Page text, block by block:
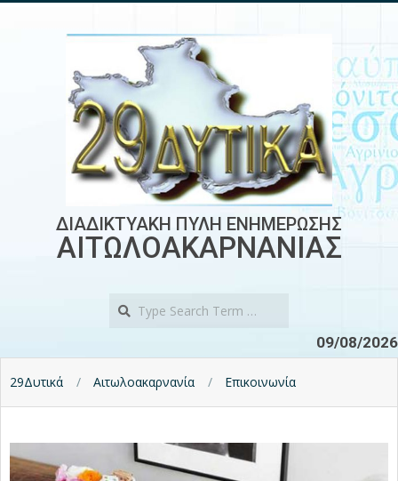
ΔΙΑΔΙΚΤΥΑΚΗ ΠΥΛΗ ΕΝΗΜΕΡΩΣΗΣ
ΑΙΤΩΛΟΑΚΑΡΝΑΝΙΑΣ
09/08/2026
29Δυτικά Αιτωλοακαρνανία Επικοινωνία